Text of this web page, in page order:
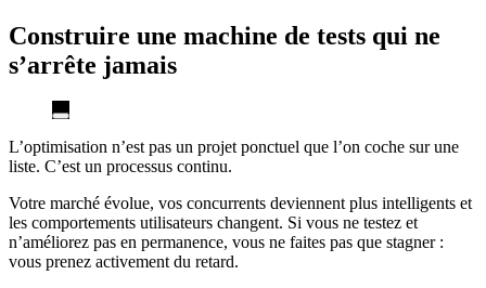
Construire une machine de tests qui ne
s’arrête jamais
L’optimisation n’est pas un projet ponctuel que l’on coche sur une
liste. C’est un processus continu.
Votre marché évolue, vos concurrents deviennent plus intelligents et
les comportements utilisateurs changent. Si vous ne testez et
n’améliorez pas en permanence, vous ne faites pas que stagner :
vous prenez activement du retard.